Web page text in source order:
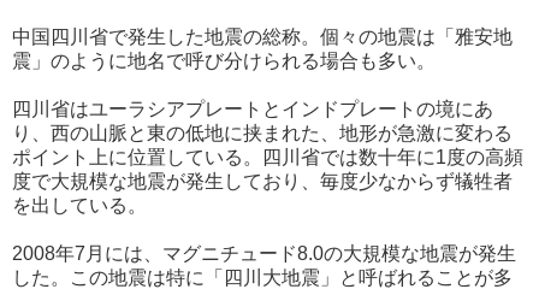
中国四川省で発生した地震の総称。個々の地震は「雅安地
震」のように地名で呼び分けられる場合も多い。
四川省はユーラシアプレートとインドプレートの境にあ
り、西の山脈と東の低地に挟まれた、地形が急激に変わる
ポイント上に位置している。四川省では数十年に1度の高頻
度で大規模な地震が発生しており、毎度少なからず犠牲者
を出している。
2008年7月には、マグニチュード8.0の大規模な地震が発生
した。この地震は特に「四川大地震」と呼ばれることが多